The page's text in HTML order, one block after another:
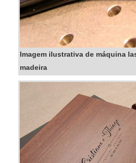
Imagem ilustrativa de máquina
madeira